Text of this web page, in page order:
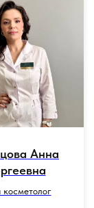
Анна
косметолог